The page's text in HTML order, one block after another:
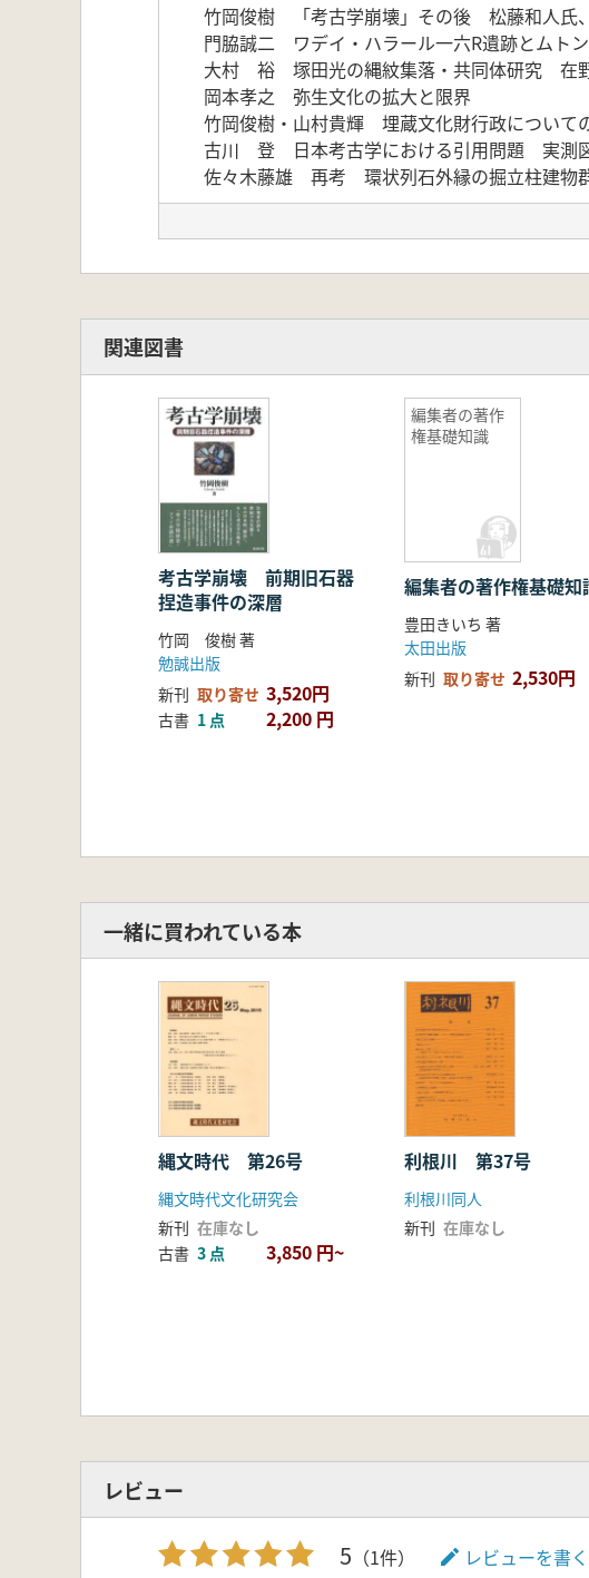
竹岡俊樹 「考古学崩壊」その後 松藤和人氏
門脇誠二 ワデイ・ハラール一六R遺跡とムト
大村 裕 塚田光の縄紋集落・共同体研究 在
岡本孝之 弥生文化の拡大と限界
竹岡俊樹・山村貴輝 埋蔵文化財行政について
古川 登 日本考古学における引用問題 実測
佐々木藤雄 再考 環状列石外縁の掘立柱建物
関連図書
考古学崩壊 前期旧石器
捏造事件の深層
竹岡 俊樹 著
勉誠出版
新刊 取り寄せ 3,520円
古書 1 点 2,200 円
編集者の著作
権基礎知識
編集者の著作権基礎知
豊田きいち 著
太田出版
新刊 取り寄せ 2,530円
一緒に買われている本
縄文時代 第26号
縄文時代文化研究会
新刊 在庫なし
古書 3 点 3,850 円~
利根川 第37号
利根川同人
新刊 在庫なし
レビュー
5 （1件）
レビューを書く